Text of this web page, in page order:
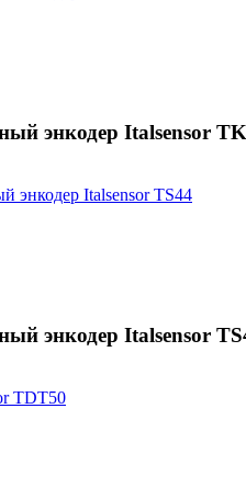
энкодер Italsensor
энкодер Italsensor